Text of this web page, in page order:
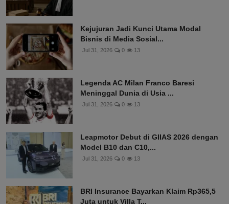
Kejujuran Jadi Kunci Utama Modal
Bisnis di Media Sosial...
Jul 31, 2026 0 13
Legenda AC Milan Franco Baresi
Meninggal Dunia di Usia ...
Jul 31, 2026 0 13
Leapmotor Debut di GIIAS 2026 dengan
Model B10 dan C10,...
Jul 31, 2026 0 13
BRI Insurance Bayarkan Klaim Rp365,5
Juta untuk Villa T...